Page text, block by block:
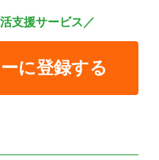
支援サービス／
に登録する